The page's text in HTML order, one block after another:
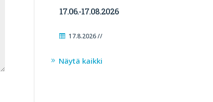
17.06.-17.08.2026
17.8.2026 //
Näytä kaikki